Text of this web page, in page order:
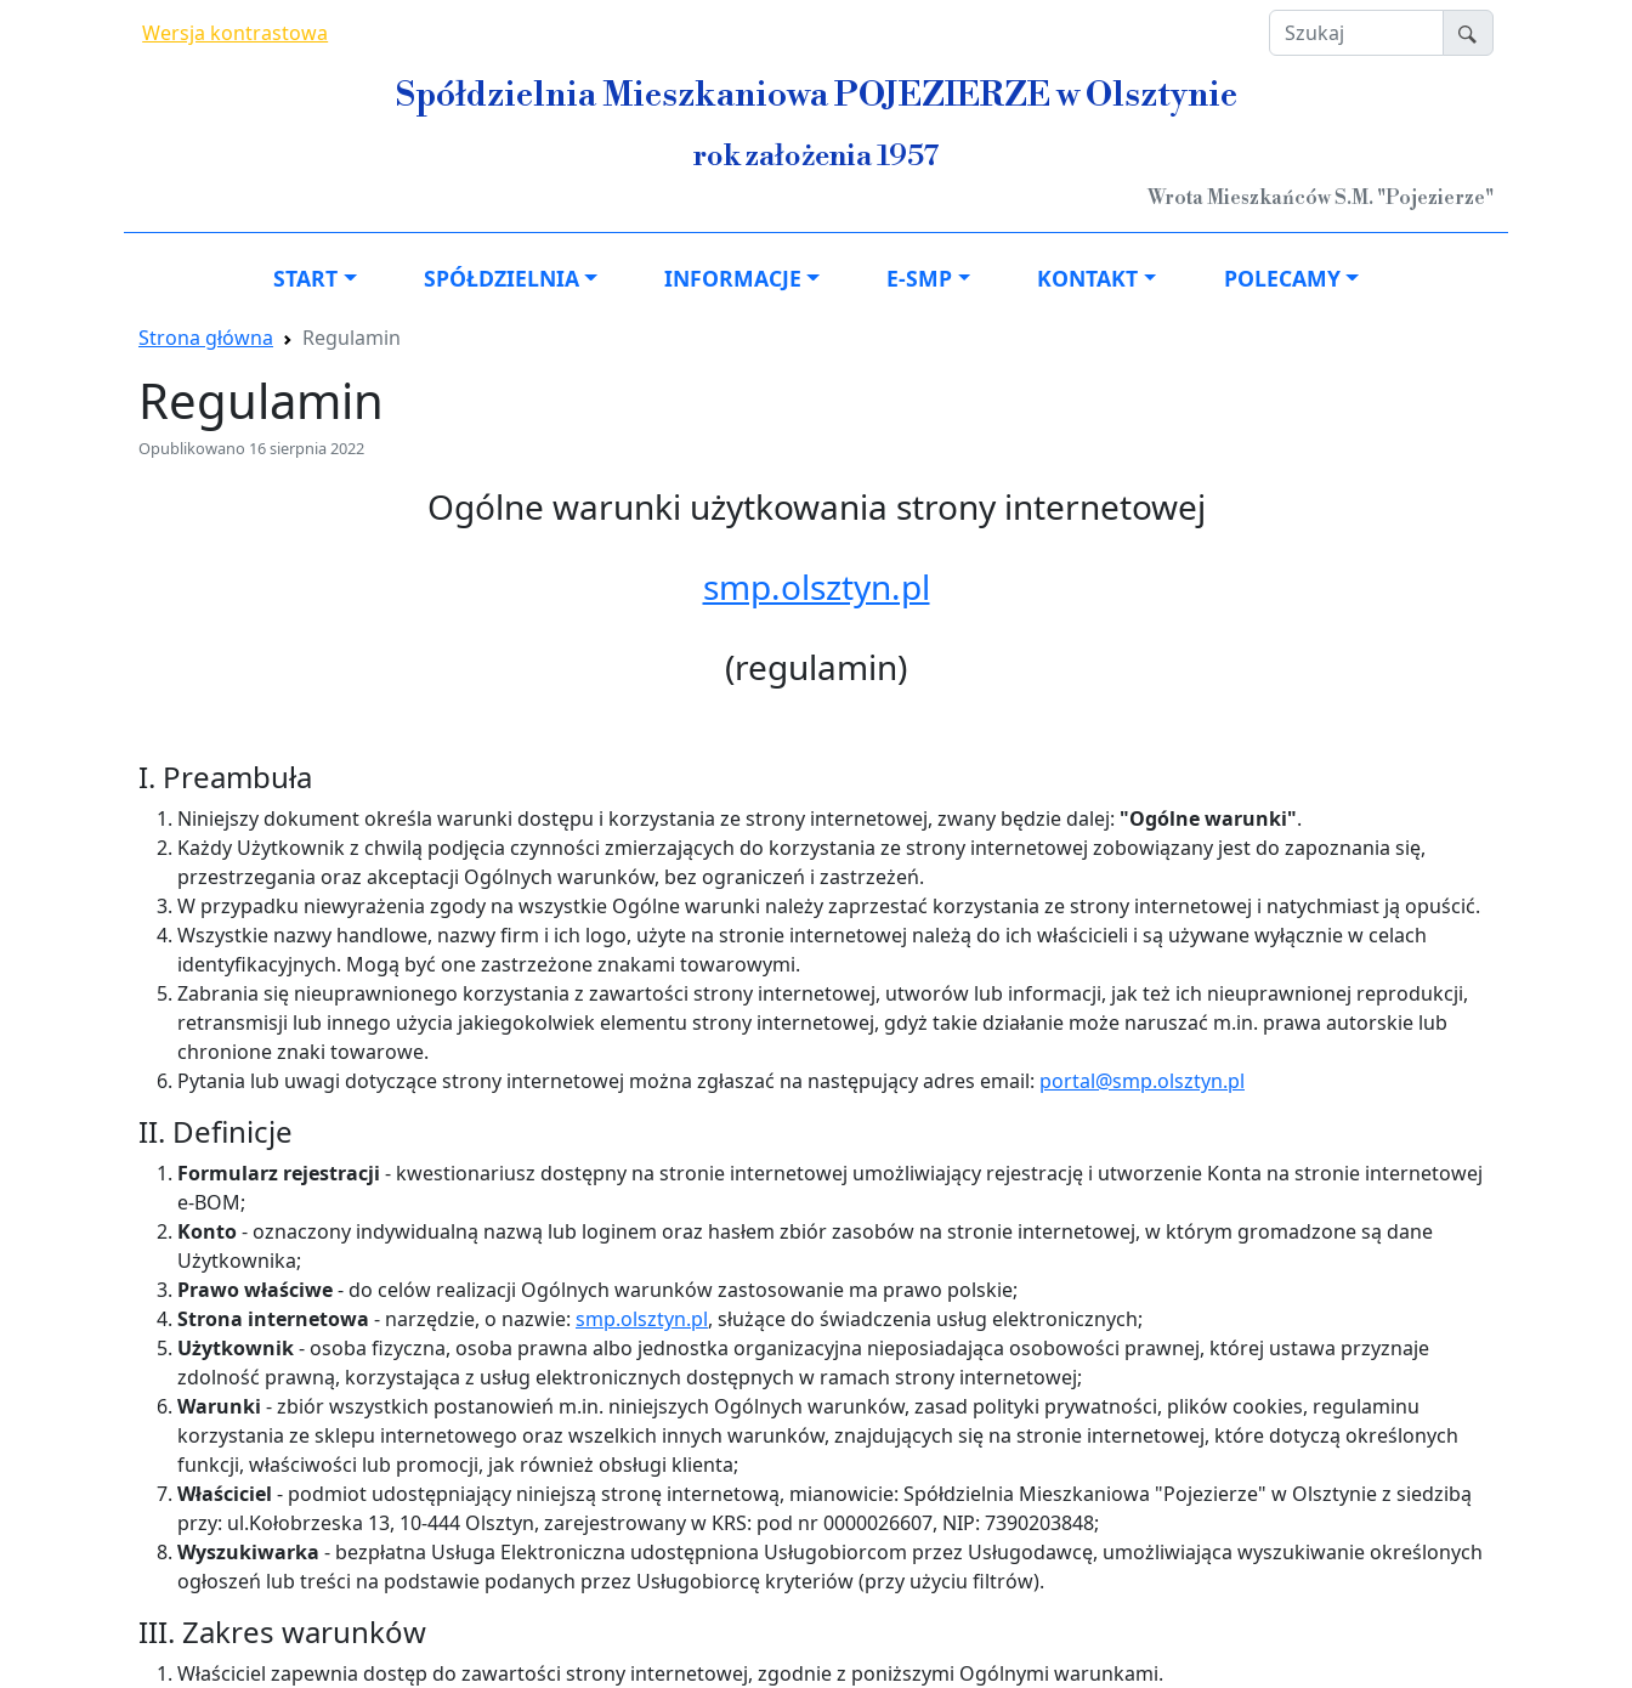
Wersja kontrastowa Szukaj
Spółdzielnia Mieszkaniowa POJEZIERZE w Olsztynie
rok założenia 1957
Wrota Mieszkańców S.M. "Pojezierze"
Główna nawigacja
START SPÓŁDZIELNIA INFORMACJE E-SMP KONTAKT POLECAMY
Strona główna Regulamin
Regulamin
Opublikowano 16 sierpnia 2022
Ogólne warunki użytkowania strony internetowej
smp.olsztyn.pl
(regulamin)
I. Preambuła
Niniejszy dokument określa warunki dostępu i korzystania ze strony internetowej, zwany będzie dalej: "Ogólne warunki".
Każdy Użytkownik z chwilą podjęcia czynności zmierzających do korzystania ze strony internetowej zobowiązany jest do zapoznania się,
przestrzegania oraz akceptacji Ogólnych warunków, bez ograniczeń i zastrzeżeń.
W przypadku niewyrażenia zgody na wszystkie Ogólne warunki należy zaprzestać korzystania ze strony internetowej i natychmiast ją opuścić.
Wszystkie nazwy handlowe, nazwy firm i ich logo, użyte na stronie internetowej należą do ich właścicieli i są używane wyłącznie w celach
identyfikacyjnych. Mogą być one zastrzeżone znakami towarowymi.
Zabrania się nieuprawnionego korzystania z zawartości strony internetowej, utworów lub informacji, jak też ich nieuprawnionej reprodukcji,
retransmisji lub innego użycia jakiegokolwiek elementu strony internetowej, gdyż takie działanie może naruszać m.in. prawa autorskie lub
chronione znaki towarowe.
Pytania lub uwagi dotyczące strony internetowej można zgłaszać na następujący adres email: portal@smp.olsztyn.pl
II. Definicje
Formularz rejestracji - kwestionariusz dostępny na stronie internetowej umożliwiający rejestrację i utworzenie Konta na stronie internetowej
e-BOM;
Konto- oznaczony indywidualną nazwą lub loginem oraz hasłem zbiór zasobów na stronie internetowej, w którym gromadzone są dane
Użytkownika;
Prawo właściwe- do celów realizacji Ogólnych warunków zastosowanie ma prawo polskie;
Strona internetowa - narzędzie, o nazwie: smp.olsztyn.pl, służące do świadczenia usług elektronicznych;
Użytkownik- osoba fizyczna, osoba prawna albo jednostka organizacyjna nieposiadająca osobowości prawnej, której ustawa przyznaje
zdolność prawną, korzystająca z usług elektronicznych dostępnych w ramach strony internetowej;
Warunki - zbiór wszystkich postanowień m.in. niniejszych Ogólnych warunków, zasad polityki prywatności, plików cookies, regulaminu
korzystania ze sklepu internetowego oraz wszelkich innych warunków, znajdujących się na stronie internetowej, które dotyczą określonych
funkcji, właściwości lub promocji, jak również obsługi klienta;
Właściciel - podmiot udostępniający niniejszą stronę internetową, mianowicie: Spółdzielnia Mieszkaniowa "Pojezierze" w Olsztynie z siedzibą
przy: ul.Kołobrzeska 13, 10-444 Olsztyn, zarejestrowany w KRS: pod nr 0000026607, NIP: 7390203848;
Wyszukiwarka - bezpłatna Usługa Elektroniczna udostępniona Usługobiorcom przez Usługodawcę, umożliwiająca wyszukiwanie określonych
ogłoszeń lub treści na podstawie podanych przez Usługobiorcę kryteriów (przy użyciu filtrów).
III. Zakres warunków
Właściciel zapewnia dostęp do zawartości strony internetowej, zgodnie z poniższymi Ogólnymi warunkami.